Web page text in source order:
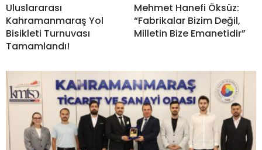
Uluslararası
Kahramanmaraş Yol
Bisikleti Turnuvası
Tamamlandı!
Mehmet Hanefi Öksüz:
“Fabrikalar Bizim Değil,
Milletin Bize Emanetidir”